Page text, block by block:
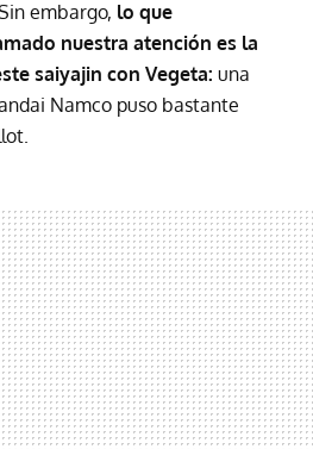
embargo, lo que
nuestra atención es la
saiyajin con Vegeta: una
Namco puso bastante